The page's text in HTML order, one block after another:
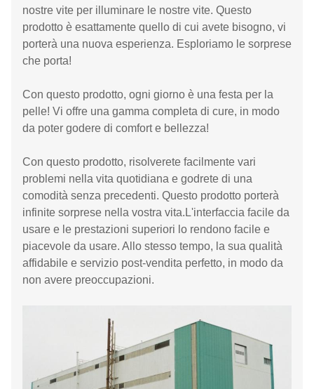
nostre vite per illuminare le nostre vite. Questo
prodotto è esattamente quello di cui avete bisogno, vi
porterà una nuova esperienza. Esploriamo le sorprese
che porta!
Con questo prodotto, ogni giorno è una festa per la
pelle! Vi offre una gamma completa di cure, in modo
da poter godere di comfort e bellezza!
Con questo prodotto, risolverete facilmente vari
problemi nella vita quotidiana e godrete di una
comodità senza precedenti. Questo prodotto porterà
infinite sorprese nella vostra vita.L'interfaccia facile da
usare e le prestazioni superiori lo rendono facile e
piacevole da usare. Allo stesso tempo, la sua qualità
affidabile e servizio post-vendita perfetto, in modo da
non avere preoccupazioni.